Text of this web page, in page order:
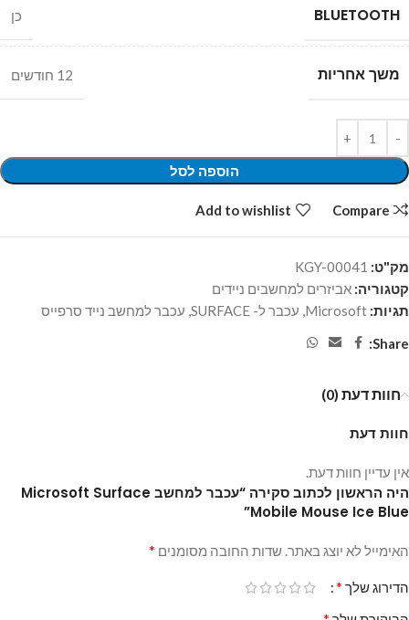
BLUETOOTH כן
משך אחריות 12 חודשים
הוספה לסל
Compare
Add to wishlist
מק"ט: KGY-00041
קטגוריה: אביזרים למחשבים ניידים
תגיות: Microsoft
, עכבר ל- SURFACE , עכבר למחשב נייד סרפייס
Share:
חוות דעת (0)
חוות דעת
אין עדיין חוות דעת.
היה הראשון לכתוב סקירה “עכבר למחשב Microsoft Surface
Mobile Mouse Ice Blue”
האימייל לא יוצג באתר. שדות החובה מסומנים *
הדירוג שלך *